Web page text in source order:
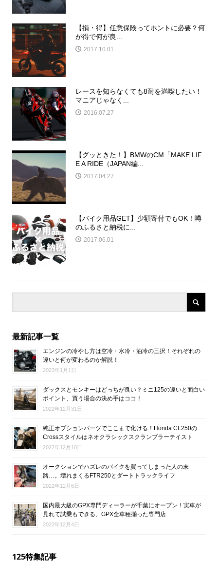
【損・得】任意保険ってホントに必要？何
が得で何が良...
2017.10.01
レースを知らなくても8耐を満喫したい！
マニアじゃなく...
2016.07.27
【グッときた！】BMWのCM「MAKE LIF
E A RIDE（JAPAN編...
2017.04.27
【バイク用品GET】少額寄付でもOK！噂
のふるさと納税に...
2017.06.01
最新記事一覧
エンジンの冷やし方は空冷・水冷・油冷の三択！それぞれの
違いと何が変わるのか解説！
2023年1月1日
ダックスとモンキーはどっちが良い？ミニ125の違いと面白い
ポイント、買う場合の決め手はココ！
2022年12月31日
純正オプションパーツでここまで化ける！Honda CL250の
Crossスタイルはネオクラシックスクランブラーテイスト
2022年12月10日
オークションでハズレのバイクを買ってしまった人の末
路…。壊れまくるFTR250とダートトラックライフ
2022年12月6日
国内最大級のGPX専門ディーラーが千葉にオープン！実車が
見れて試乗もできる、GPX全車種揃った専門店
2022年12月4日
125特集記事